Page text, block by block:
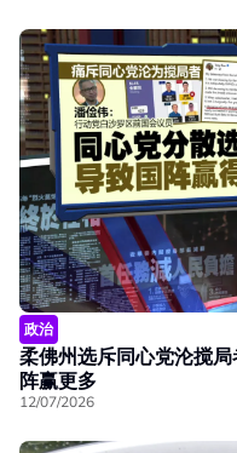
政治
柔佛州选斥同心党沦搅
阵赢更多
12/07/2026